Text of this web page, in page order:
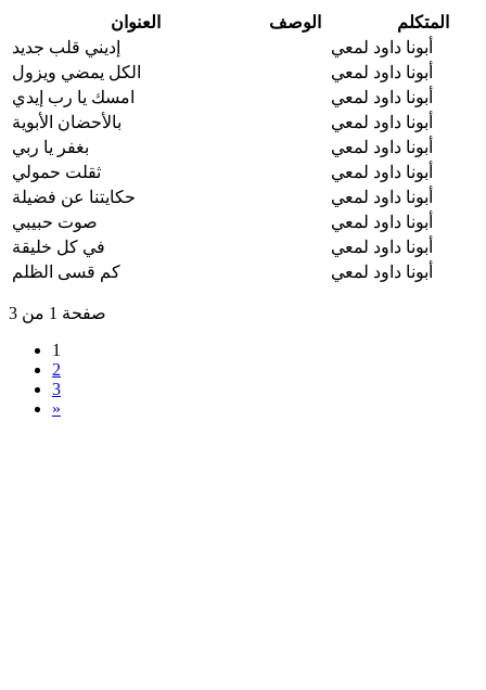
العنوان الوصف
المتكلم
إديني قلب جديد
أبونا داود لمعي
الكل يمضي ويزول
أبونا داود لمعي
امسك يا رب إيدي
أبونا داود لمعي
بالأحضان الأبوية
أبونا داود لمعي
بغفر يا ربي
أبونا داود لمعي
ثقلت حمولي
أبونا داود لمعي
حكايتنا عن فضيلة
أبونا داود لمعي
صوت حبيبي
أبونا داود لمعي
في كل خليقة
أبونا داود لمعي
كم قسى الظلم
أبونا داود لمعي
صفحة 1 من 3
1
2
3
»